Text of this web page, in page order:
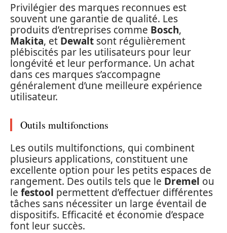
Privilégier des marques reconnues est
souvent une garantie de qualité. Les
produits d’entreprises comme Bosch,
Makita, et Dewalt sont régulièrement
plébiscités par les utilisateurs pour leur
longévité et leur performance. Un achat
dans ces marques s’accompagne
généralement d’une meilleure expérience
utilisateur.
Outils multifonctions
Les outils multifonctions, qui combinent
plusieurs applications, constituent une
excellente option pour les petits espaces de
rangement. Des outils tels que le Dremel ou
le festool permettent d’effectuer différentes
tâches sans nécessiter un large éventail de
dispositifs. Efficacité et économie d’espace
font leur succès.